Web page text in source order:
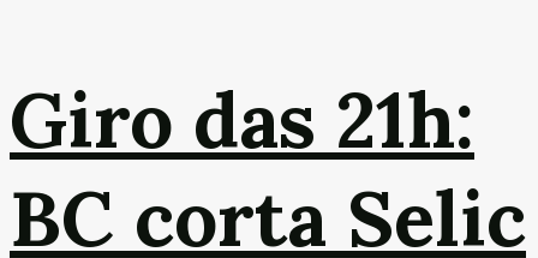
Giro das 21h:
BC corta Selic